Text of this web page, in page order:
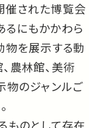
催された博覧会
るにもかかわら
物を展示する動
農林館、美術
物のジャンルご